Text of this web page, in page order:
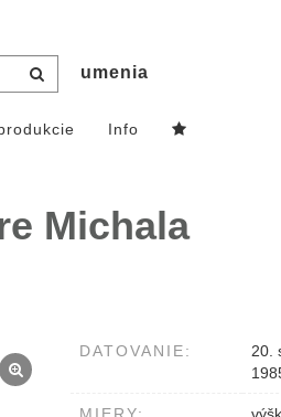
umenia
Info
Michala
DATOVANIE:
20.